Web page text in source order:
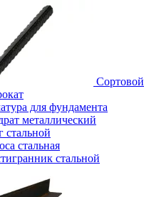
Сортовой
для фундамента
металлический
стальной
стальная
стальной